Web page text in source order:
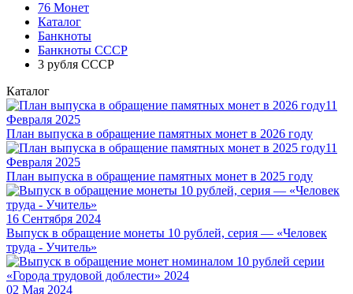
76 Монет
Каталог
Банкноты
Банкноты СССР
3 рубля СССР
Каталог
11
Февраля 2025
План выпуска в обращение памятных монет в 2026 году
11
Февраля 2025
План выпуска в обращение памятных монет в 2025 году
16 Сентября 2024
Выпуск в обращение монеты 10 рублей, серия — «Человек
труда - Учитель»
02 Мая 2024